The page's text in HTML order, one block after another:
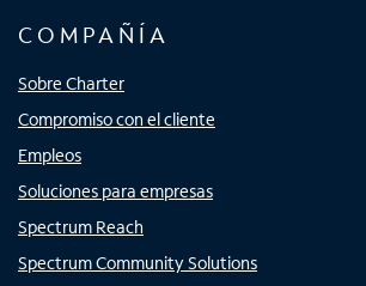
COMPAÑÍA
Sobre Charter
Compromiso con el cliente
Empleos
Soluciones para empresas
Spectrum Reach
Spectrum Community Solutions